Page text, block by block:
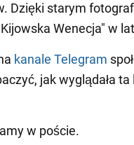
Dzięki starym
Wenecja" w
kanale Telegram
jak wyglądała ta
w poście.